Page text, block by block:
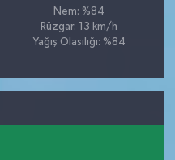
Nem: %84
Rüzgar: 13 km/h
Yağış Olasılığı: %84